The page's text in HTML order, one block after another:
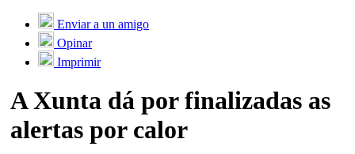
Enviar a un amigo
Opinar
Imprimir
A Xunta dá por finalizadas as
alertas por calor